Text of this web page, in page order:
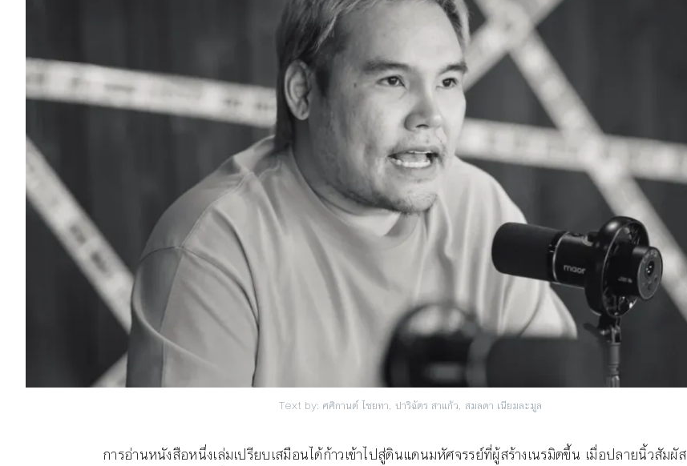
Text by: ศศิกานต์ ไชยทา, ปาริฉัตร สาแก้ว, สมลดา เนียมละมูล
การอ่านหนังสือหนึ่งเล่มเปรียบเสมือนได้ก้าวเข้าไปสู่ดินแดนมหัศจรรย์ที่ผู้สร้างเนรมิตขึ้น เมื่อปลายนิ้วสัมผัส